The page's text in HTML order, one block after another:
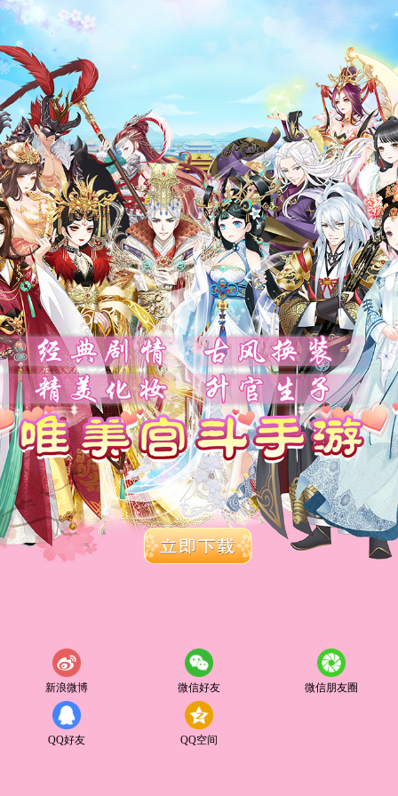
新浪微博 微信好友 微信朋友圈
QQ好友 QQ空间